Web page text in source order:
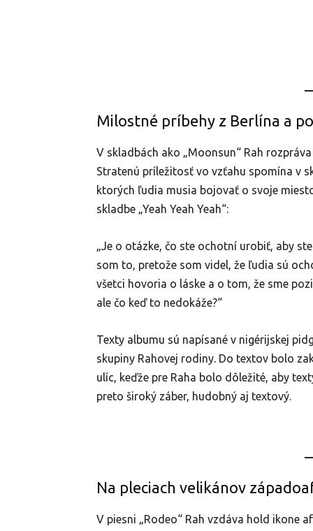
Milostné príbehy z Berlína a
V skladbách ako „Moonsun“ Rah
Stratenú príležitosť vo vzťahu spomína v
ktorých ľudia musia bojovať o svoje
skladbe „Yeah Yeah Yeah“:
„Je o otázke, čo ste ochotní urobiť, aby
som to, pretože som videl, že ľudia sú
všetci hovoria o láske a o tom, že sme
ale čo keď to nedokáže?“
Texty albumu sú napísané v nigérijskej
skupiny Rahovej rodiny. Do textov bolo
ulíc, keďže pre Raha bolo dôležité, aby
preto široký záber, hudobný aj textový.
Na pleciach velikánov
V piesni „Rodeo“ Rah vzdáva hold ikone